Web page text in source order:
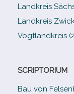
Landkreis
Landkreis
Vogtlandkreis
SCRIPTORIUM
Bau von